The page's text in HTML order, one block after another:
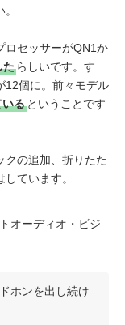
ロセッサーがQN1か
た らしいです。す
12個に。前々モデル
いる ということです
クの追加、折りたた
ています。
オーディオ・ビジ
ホンを出し続け